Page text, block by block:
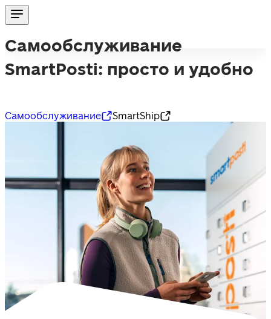
Самообслуживание
SmartPosti: просто и удобно
Самообслуживание SmartShip